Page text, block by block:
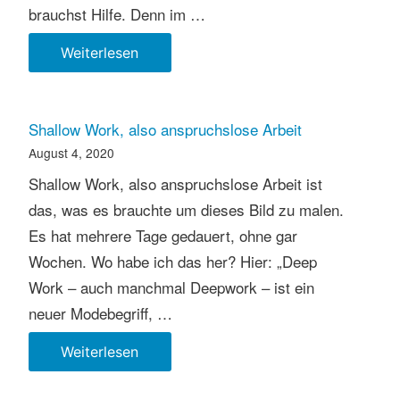
brauchst Hilfe. Denn im …
WeiterlesenWenn
ein
dein
Hause
ist.
Shallow Work, also anspruchslose Arbeit
August 4, 2020
Shallow Work, also anspruchslose Arbeit ist
das, was es brauchte um dieses Bild zu malen.
Es hat mehrere Tage gedauert, ohne gar
Wochen. Wo habe ich das her? Hier: „Deep
Work – auch manchmal Deepwork – ist ein
neuer Modebegriff, …
WeiterlesenShallow
Work,